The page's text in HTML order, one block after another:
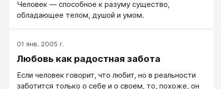
Человек — способное к разуму существо,
обладающее телом, душой и умом.
01 янв. 2005 г.
Любовь как радостная забота
Если человек говорит, что любит, но в реальности
заботится только о себе и о своем, то, похоже, он